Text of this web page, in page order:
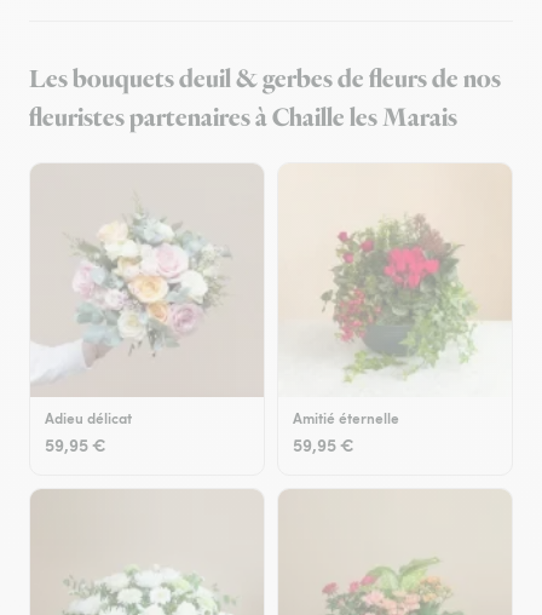
Les bouquets deuil & gerbes de fleurs de nos
fleuristes partenaires à Chaille les Marais
Adieu délicat
59,95 €
Amitié éternelle
59,95 €